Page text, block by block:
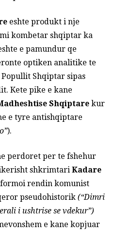
eshte produkt i nje
kombetar shqiptar ka
e pamundur qe
optiken analitike te
Shqiptar sipas
Kete pike e kane
Shqiptare kur
e tyre antishqiptare
).
perdoret per te fshehur
shkrimtari Kadare
rendin komunist
pseudohistorik (“Dimri
i ushtrise se vdekur”)
e kane kopjuar